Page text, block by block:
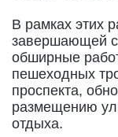
В рамках этих
завершающей
обширные
пешеходных
проспекта,
размещению
отдыха.